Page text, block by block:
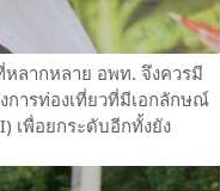
ลากหลาย อพท. จึงควรมี
การท่องเที่ยวที่มีเอกลักษณ์
เพื่อยกระดับอีกทั้งยัง